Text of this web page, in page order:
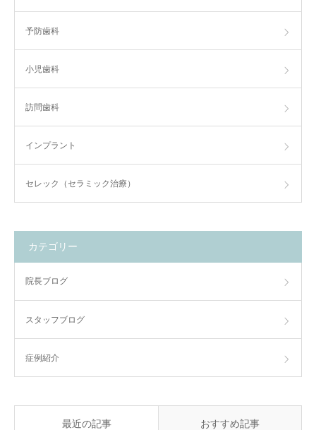
予防歯科
小児歯科
訪問歯科
インプラント
セレック（セラミック治療）
カテゴリー
院長ブログ
スタッフブログ
症例紹介
最近の記事 おすすめ記事